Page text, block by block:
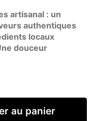
artisanal : un
authentiques
locaux
douceur
au panier